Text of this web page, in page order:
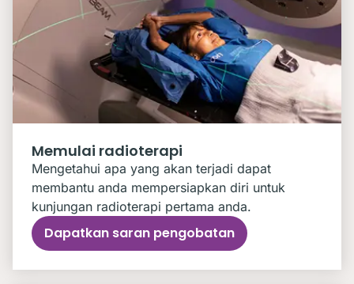
Memulai radioterapi
Mengetahui apa yang akan terjadi dapat
membantu anda mempersiapkan diri untuk
kunjungan radioterapi pertama anda.
Dapatkan saran pengobatan